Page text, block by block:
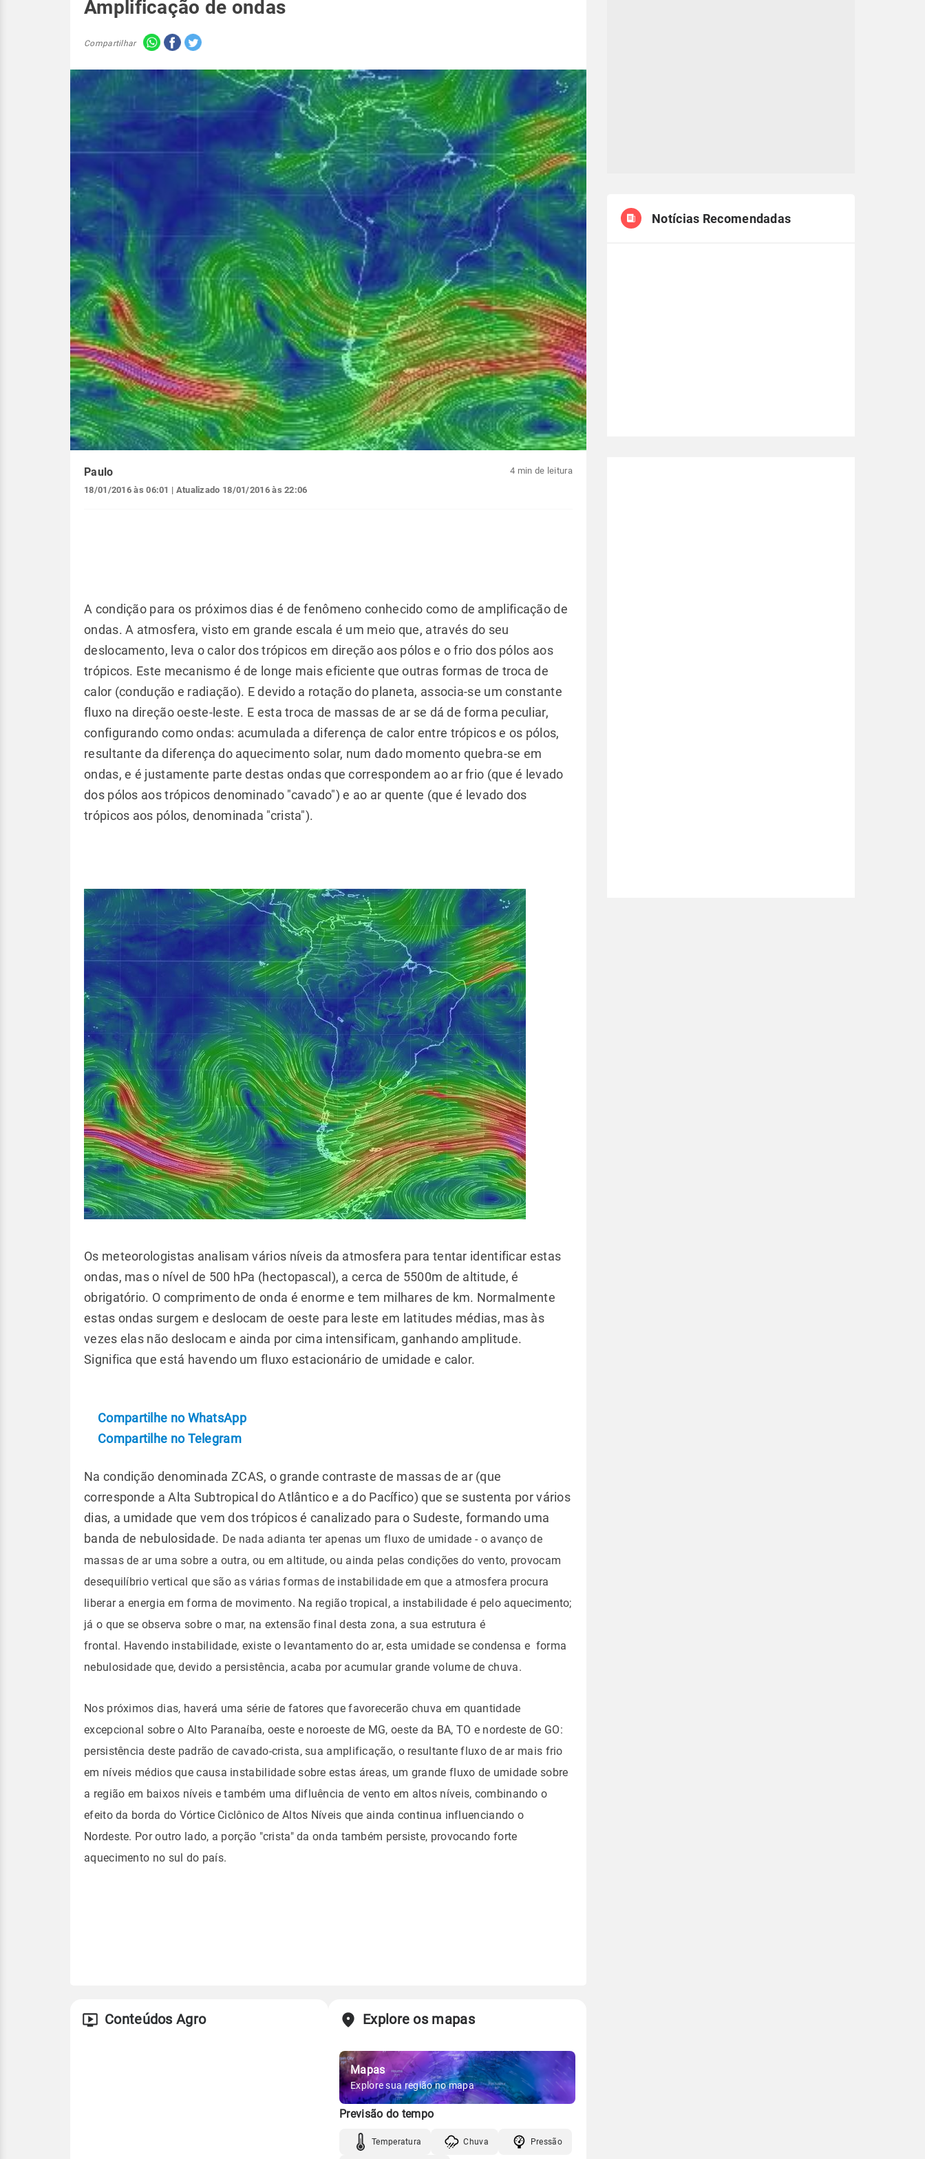
Amplificação de ondas
Compartilhar
Paulo
18/01/2016 às 06:01 | Atualizado 18/01/2016 às 22:06
4 min de leitura
A condição para os próximos dias é de fenômeno conhecido como de amplificação de
ondas. A atmosfera, visto em grande escala é um meio que, através do seu
deslocamento, leva o calor dos trópicos em direção aos pólos e o frio dos pólos aos
trópicos. Este mecanismo é de longe mais eficiente que outras formas de troca de
calor (condução e radiação). E devido a rotação do planeta, associa-se um constante
fluxo na direção oeste-leste. E esta troca de massas de ar se dá de forma peculiar,
configurando como ondas: acumulada a diferença de calor entre trópicos e os pólos,
resultante da diferença do aquecimento solar, num dado momento quebra-se em
ondas, e é justamente parte destas ondas que correspondem ao ar frio (que é levado
dos pólos aos trópicos denominado "cavado") e ao ar quente (que é levado dos
trópicos aos pólos, denominada "crista").
Os meteorologistas analisam vários níveis da atmosfera para tentar identificar estas
ondas, mas o nível de 500 hPa (hectopascal), a cerca de 5500m de altitude, é
obrigatório. O comprimento de onda é enorme e tem milhares de km. Normalmente
estas ondas surgem e deslocam de oeste para leste em latitudes médias, mas às
vezes elas não deslocam e ainda por cima intensificam, ganhando amplitude.
Significa que está havendo um fluxo estacionário de umidade e calor.
Compartilhe no WhatsApp
Compartilhe no Telegram
Na condição denominada ZCAS, o grande contraste de massas de ar (que
corresponde a Alta Subtropical do Atlântico e a do Pacífico) que se sustenta por vários
dias, a umidade que vem dos trópicos é canalizado para o Sudeste, formando uma
banda de nebulosidade. De nada adianta ter apenas um fluxo de umidade - o avanço de
massas de ar uma sobre a outra, ou em altitude, ou ainda pelas condições do vento, provocam
desequilíbrio vertical que são as várias formas de instabilidade em que a atmosfera procura
liberar a energia em forma de movimento. Na região tropical, a instabilidade é pelo aquecimento;
já o que se observa sobre o mar, na extensão final desta zona, a sua estrutura é
frontal. Havendo instabilidade, existe o levantamento do ar, esta umidade se condensa e forma
nebulosidade que, devido a persistência, acaba por acumular grande volume de chuva.
Nos próximos dias, haverá uma série de fatores que favorecerão chuva em quantidade
excepcional sobre o Alto Paranaíba, oeste e noroeste de MG, oeste da BA, TO e nordeste de GO:
persistência deste padrão de cavado-crista, sua amplificação, o resultante fluxo de ar mais frio
em níveis médios que causa instabilidade sobre estas áreas, um grande fluxo de umidade sobre
a região em baixos níveis e também uma difluência de vento em altos níveis, combinando o
efeito da borda do Vórtice Ciclônico de Altos Níveis que ainda continua influenciando o
Nordeste. Por outro lado, a porção "crista" da onda também persiste, provocando forte
aquecimento no sul do país.
Conteúdos Agro Explore os mapas
Mapas
Explore sua região no mapa
Previsão do tempo
Temperatura Chuva Pressão
Notícias Recomendadas